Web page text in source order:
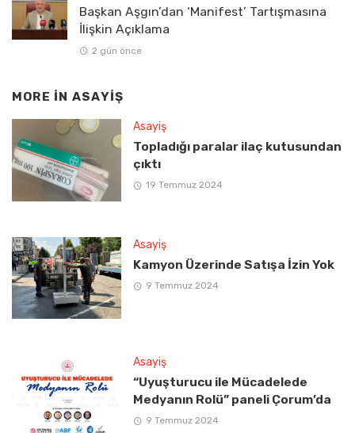
Başkan Aşgın’dan ‘Manifest’ Tartışmasına
İlişkin Açıklama
2 gün önce
MORE IN ASAYIŞ
Asayiş
Topladığı paralar ilaç kutusundan
çıktı
19 Temmuz 2024
Asayiş
Kamyon Üzerinde Satışa İzin Yok
9 Temmuz 2024
Asayiş
“Uyuşturucu ile Mücadelede
Medyanın Rolü” paneli Çorum’da
9 Temmuz 2024